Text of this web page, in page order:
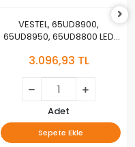
VESTEL, 65UD8900,
65UD8950, 65UD8800 LED
BAR , TELEFUNKEN 65TU7040
TYPE REV02 , VESTEL 650LED
B-TYPE , JL.D65071330-
078AS-M_V02 ,
VES650QNTL-2D-U11,
VES615QNTS-2D-U11 LED BAR
3.096,93 TL
Adet
Sepete Ekle